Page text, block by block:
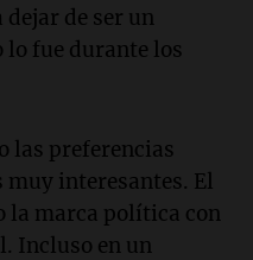
de ser un
lo fue durante los
las preferencias
interesantes. El
la marca política con
Incluso en un